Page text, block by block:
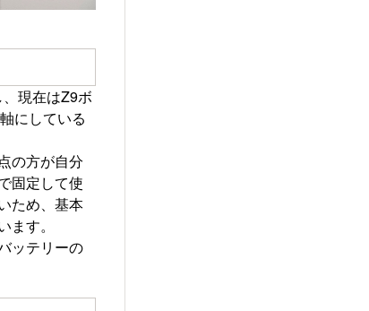
現在はZ9ボ
にしている
の方が自分
固定して使
ため、基本
す。
ッテリーの